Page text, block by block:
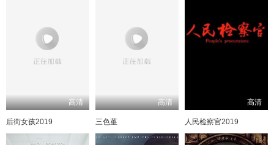
高清
后街女孩2019
高清
三色堇
高清
人民检察官2019